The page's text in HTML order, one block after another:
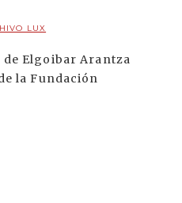
LUX
Elgoibar Arantza
la Fundación